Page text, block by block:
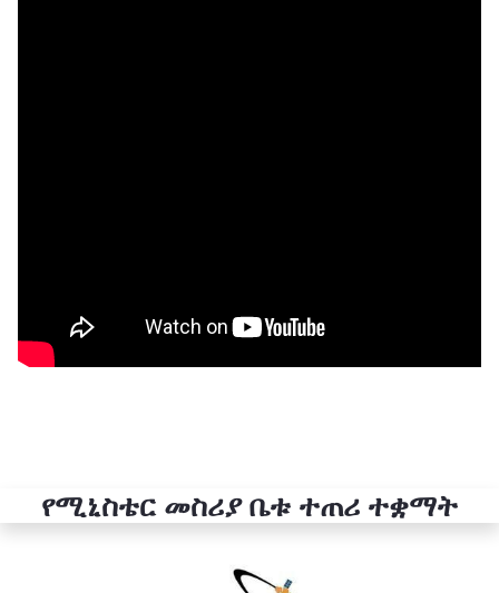
የሚኒስቴር መስሪያ ቤቱ ተጠሪ ተቋማት